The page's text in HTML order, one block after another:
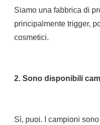
Siamo una fabbrica di
principalmente trigger,
Sì, puoi. I campioni